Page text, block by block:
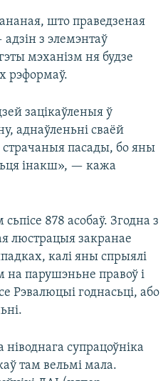
што праведзеная
з элемэнтаў
мэханізм ня будзе
рэформаў.
зацікаўленыя ў
аднаўленьні сваёй
страчаныя пасады, бо яны
інакш», — кажа
878 асобаў. Згодна з
люстрацыя закранае
калі яны спрыялі
парушэньне правоў і
Рэвалюцыі годнасьці, або
супрацоўніка
там вельмі мала.